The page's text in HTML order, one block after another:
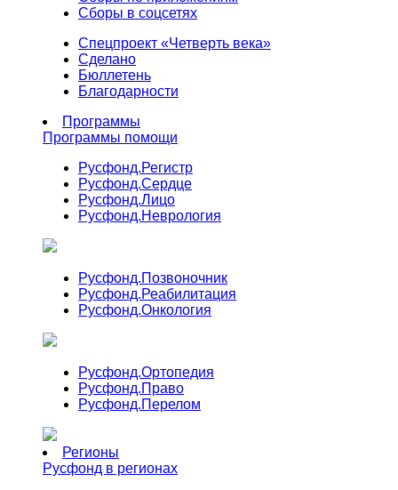
Сборы в соцсетях
Спецпроект «Четверть века»
Сделано
Бюллетень
Благодарности
Программы
Программы помощи
Русфонд.Регистр
Русфонд.Сердце
Русфонд.Лицо
Русфонд.Неврология
Русфонд.Позвоночник
Русфонд.Реабилитация
Русфонд.Онкология
Русфонд.Ортопедия
Русфонд.Право
Русфонд.Перелом
Регионы
Русфонд в регионах